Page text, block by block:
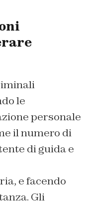
le
personale
il numero di
di guida e
e facendo
Gli